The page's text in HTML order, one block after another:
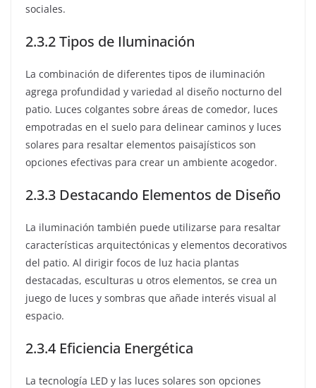
sociales.
2.3.2 Tipos de Iluminación
La combinación de diferentes tipos de iluminación
agrega profundidad y variedad al diseño nocturno del
patio. Luces colgantes sobre áreas de comedor, luces
empotradas en el suelo para delinear caminos y luces
solares para resaltar elementos paisajísticos son
opciones efectivas para crear un ambiente acogedor.
2.3.3 Destacando Elementos de Diseño
La iluminación también puede utilizarse para resaltar
características arquitectónicas y elementos decorativos
del patio. Al dirigir focos de luz hacia plantas
destacadas, esculturas u otros elementos, se crea un
juego de luces y sombras que añade interés visual al
espacio.
2.3.4 Eficiencia Energética
La tecnología LED y las luces solares son opciones